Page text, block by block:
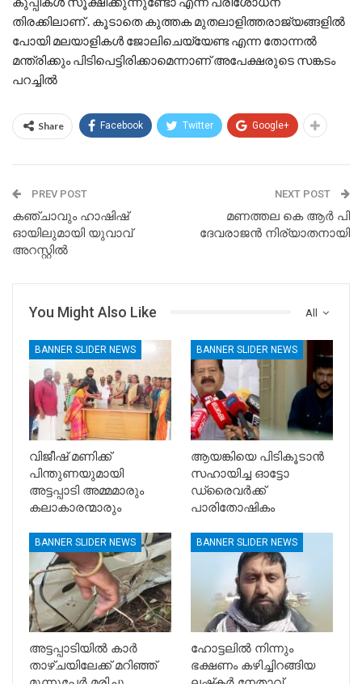
തിരക്കിലാണ് . കൂടാതെ കുത്തക മുതലാളിത്തരാജ്യങ്ങളിൽ
പോയി മലയാളികൾ ജോലിചെയ്യേണ്ട എന്ന തോന്നൽ
മന്ത്രിക്കും പിടിപെട്ടിരിക്കാമെന്നാണ് അപേക്ഷരുടെ സങ്കടം
പറച്ചിൽ
Share Facebook Twitter Google+
PREV POST
കഞ്ചാവും ഹാഷിഷ്
ഓയിലുമായി യുവാവ്
അറസ്റ്റിൽ
NEXT POST
മണത്തല കെ ആർ പി
ദേവരാജൻ നിര്യാതനായി
All
You Might Also Like
BANNER SLIDER NEWS
വിജീഷ് മണിക്ക്
പിന്തുണയുമായി
അട്ടപ്പാടി അമ്മമാരും
കലാകാരന്മാരും
BANNER SLIDER NEWS
ആയങ്കിയെ പിടികൂടാൻ
സഹായിച്ച ഓട്ടോ
ഡ്രൈവർക്ക്
പാരിതോഷികം
BANNER SLIDER NEWS
അട്ടപ്പാടിയിൽ കാര്‍
താഴ്ചയിലേക്ക് മറിഞ്ഞ്
BANNER SLIDER NEWS
ഹോട്ടലിൽ നിന്നും
ഭക്ഷണം കഴിച്ചിറങ്ങിയ